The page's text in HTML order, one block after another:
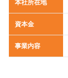
本社所在地
資本金
事業内容